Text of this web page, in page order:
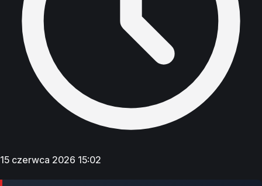
15 czerwca 2026 15:02